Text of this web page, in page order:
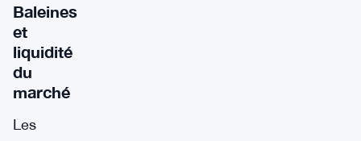
Baleines
et
liquidité
du
marché
Les